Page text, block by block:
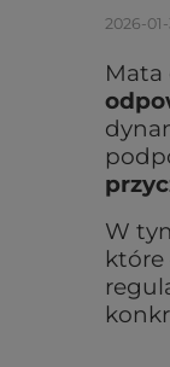
2026-
Mata
W
które